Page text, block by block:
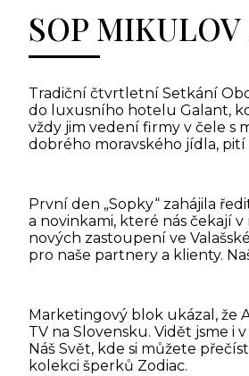
SOP MIKULOV
Tradiční čtvrtletní Setkání
do luxusního hotelu Galant,
vždy jim vedení firmy v čele s
dobrého moravského jídla, pití
První den „Sopky“ zahájila
a novinkami, které nás čekají
nových zastoupení ve
pro naše partnery a klienty.
Marketingový blok ukázal, že
TV na Slovensku. Vidět jsme i
Náš Svět, kde si můžete
kolekci šperků Zodiac.